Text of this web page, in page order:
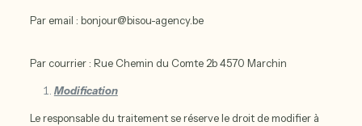
Par email : bonjour@bisou-agency.be
Par courrier : Rue Chemin du Comte 2b 4570 Marchin
Modification
Le responsable du traitement se réserve le droit de modifier à